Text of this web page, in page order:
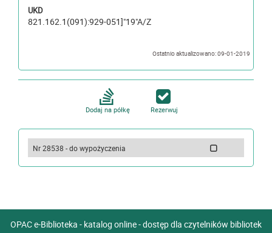
UKD
821.162.1(091):929-051]"19"A/Z
Ostatnio aktualizowano: 09-01-2019
Dodaj na półkę Rezerwuj
Nr 28538 - do wypożyczenia
OPAC e-Biblioteka - katalog online - dostęp dla czytelników bibliotek